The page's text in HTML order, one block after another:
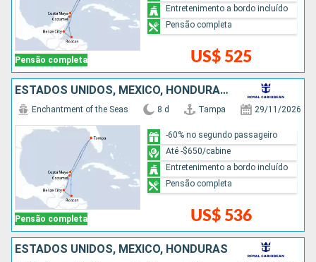
Pensão completa US$ 525
Entretenimento a bordo incluído
Pensão completa
ESTADOS UNIDOS, MÉXICO, HONDURAS, BELIZE
Pensão completa
Enchantment of the Seas 8 d Tampa 29/11/2026
US$ 536
-60% no segundo passageiro
Até -$650/cabine
Entretenimento a bordo incluído
Pensão completa
ESTADOS UNIDOS, MÉXICO, HONDURAS